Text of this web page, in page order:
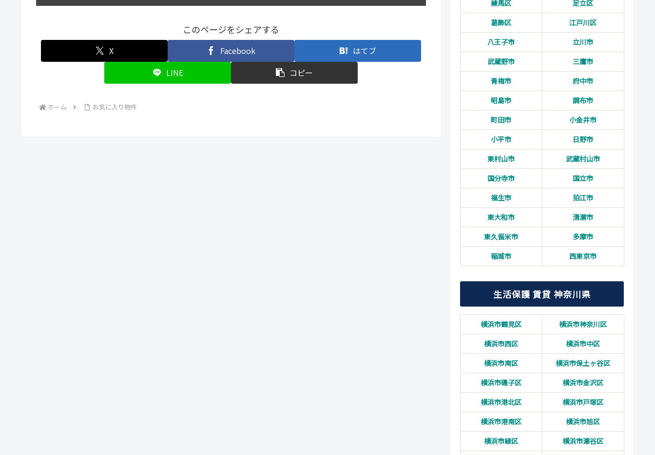
このページをシェアする
X Facebook
はてブ
LINE
コピー
ホーム お気に入り物件
練馬区
足立区
葛飾区
江戸川区
八王子市
立川市
武蔵野市
三鷹市
青梅市
府中市
昭島市
調布市
町田市
小金井市
小平市
日野市
東村山市
武蔵村山市
国分寺市
国立市
福生市
狛江市
東大和市
清瀬市
東久留米市
多摩市
稲城市
西東京市
生活保護 賃貸 神奈川県
横浜市鶴見区
横浜市神奈川区
横浜市西区
横浜市中区
横浜市南区
横浜市保土ヶ谷区
横浜市磯子区
横浜市金沢区
横浜市港北区
横浜市戸塚区
横浜市港南区
横浜市旭区
横浜市緑区
横浜市瀬谷区